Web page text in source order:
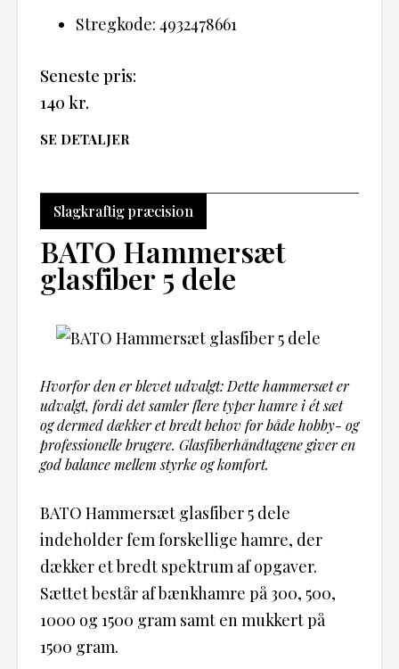
Stregkode: 4932478661
Seneste pris:
140 kr.
SE DETALJER
Slagkraftig præcision
BATO Hammersæt
glasfiber 5 dele
Hvorfor den er blevet udvalgt: Dette hammersæt er
udvalgt, fordi det samler flere typer hamre i ét sæt
og dermed dækker et bredt behov for både hobby- og
professionelle brugere. Glasfiberhåndtagene giver en
god balance mellem styrke og komfort.
BATO Hammersæt glasfiber 5 dele
indeholder fem forskellige hamre, der
dækker et bredt spektrum af opgaver.
Sættet består af bænkhamre på 300, 500,
1000 og 1500 gram samt en mukkert på
1500 gram.